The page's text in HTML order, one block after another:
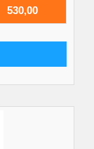
530,00